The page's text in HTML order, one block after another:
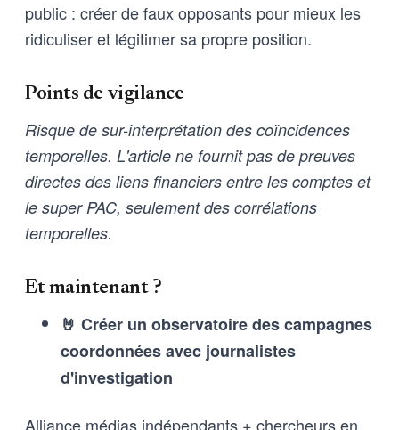
public : créer de faux opposants pour mieux les
ridiculiser et légitimer sa propre position.
Points de vigilance
Risque de sur-interprétation des coïncidences
temporelles. L'article ne fournit pas de preuves
directes des liens financiers entre les comptes et
le super PAC, seulement des corrélations
temporelles.
Et maintenant ?
🤘 Créer un observatoire des campagnes
coordonnées avec journalistes
d'investigation
Alliance médias indépendants + chercheurs en